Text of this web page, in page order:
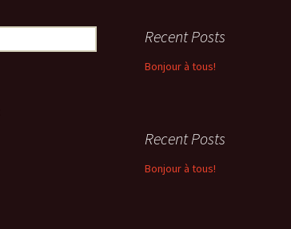
Recent Posts
Bonjour à tous!
Recent Posts
Bonjour à tous!